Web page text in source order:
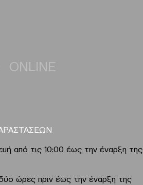
ONLINE
από τις 10:00 έως την έναρξη της
ώρες πριν έως την έναρξη της